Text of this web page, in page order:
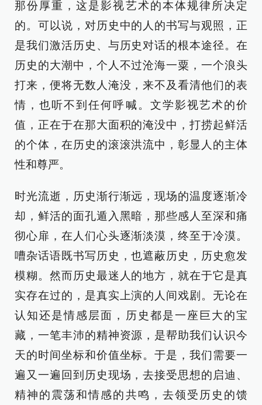
那份厚重，这是影视艺术的本体规律所决定
的。可以说，对历史中的人的书写与观照，正
是我们激活历史、与历史对话的根本途径。在
历史的大潮中，个人不过沧海一粟，一个浪头
打来，便将无数人淹没，来不及看清他们的表
情，也听不到任何呼喊。文学影视艺术的价
值，正在于在那大面积的淹没中，打捞起鲜活
的个体，在历史的滚滚洪流中，彰显人的主体
性和尊严。
时光流逝，历史渐行渐远，现场的温度逐渐冷
却，鲜活的面孔遁入黑暗，那些感人至深和痛
彻心扉，在人们心头逐渐淡漠，终至于冷漠。
嘈杂话语既书写历史，也遮蔽历史，历史愈发
模糊。然而历史最迷人的地方，就在于它是真
实存在过的，是真实上演的人间戏剧。无论在
认知还是情感层面，历史都是一座巨大的宝
藏，一笔丰沛的精神资源，是帮助我们认识今
天的时间坐标和价值坐标。于是，我们需要一
遍又一遍回到历史现场，去接受思想的启迪、
精神的震荡和情感的共鸣，去领受历史的馈